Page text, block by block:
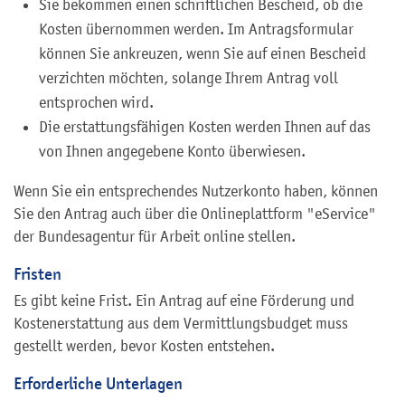
Sie bekommen einen schriftlichen Bescheid, ob die
Kosten übernommen werden. Im Antragsformular
können Sie ankreuzen, wenn Sie auf einen Bescheid
verzichten möchten, solange Ihrem Antrag voll
entsprochen wird.
Die erstattungsfähigen Kosten werden Ihnen auf das
von Ihnen angegebene Konto überwiesen.
Wenn Sie ein entsprechendes Nutzerkonto haben, können
Sie den Antrag auch über die Onlineplattform "eService"
der Bundesagentur für Arbeit online stellen.
Fristen
Es gibt keine Frist. Ein Antrag auf eine Förderung und
Kostenerstattung aus dem Vermittlungsbudget muss
gestellt werden, bevor Kosten entstehen.
Erforderliche Unterlagen